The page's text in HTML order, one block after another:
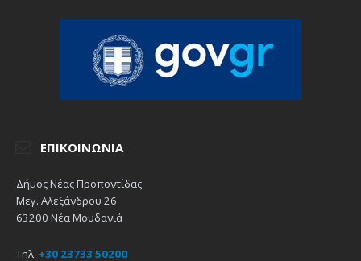
ΕΠΙΚΟΙΝΩΝΊΑ
Δήμος Νέας Προποντίδας
Μεγ. Αλεξάνδρου 26
63200 Νέα Μουδανιά
Τηλ. +30 23733 50200